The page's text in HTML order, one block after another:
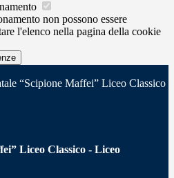
non possono essere
l'elenco nella pagina della cookie
“Scipione Maffei” Liceo Classico
Liceo Classico - Liceo